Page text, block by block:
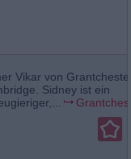
Vikar von
Sidney ist ein